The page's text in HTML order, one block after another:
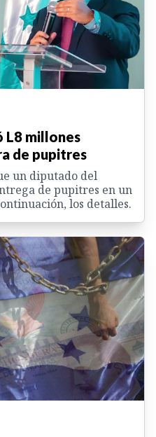
L8 millones
de pupitres
un diputado del
de pupitres en un
los detalles.